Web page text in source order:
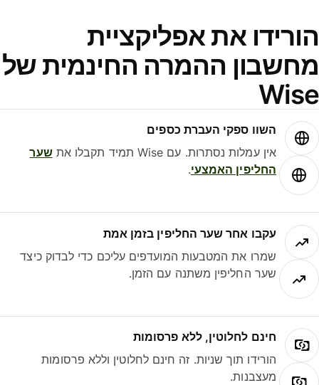
את אפליקציית
ההמרה החינמית של
השוו ספקי העברת כספים
אין עמלות נסתרות. עם Wise תמיד תקבלו את
שער
החליפין האמצעי.
עקבו אחר שער החליפין בזמן אמת
שמרו את המטבעות המועדפים עליכם כדי לבדוק כיצד
שער החליפין משתנה עם הזמן.
חינם לחלוטין, ללא פרסומות
הורידו תוך שניות. זה חינם לחלוטין וללא פרסומות
מעצבנות.